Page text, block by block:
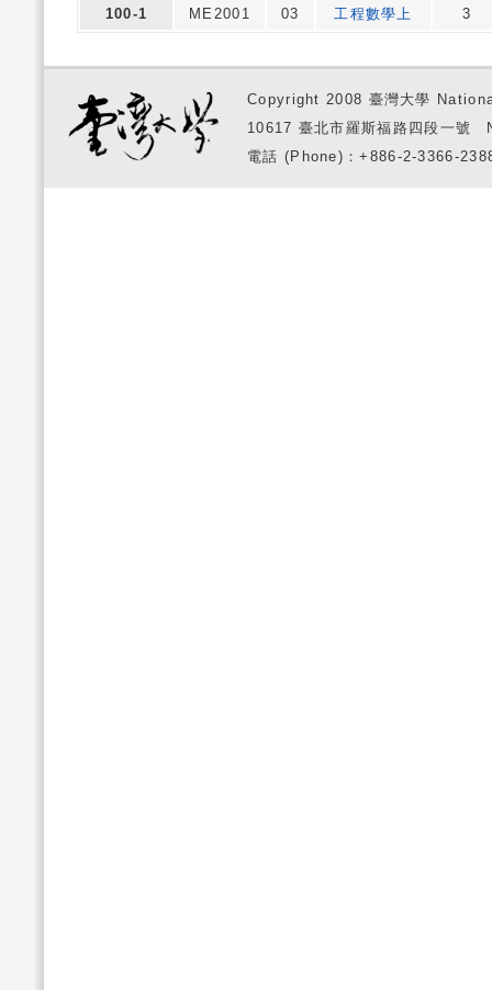
100-1
ME2001 03 工程數學上 3
Copyright 2008 臺灣大學
10617 臺北市羅斯福路四段一
電話 (Phone)：+886-2-3366-